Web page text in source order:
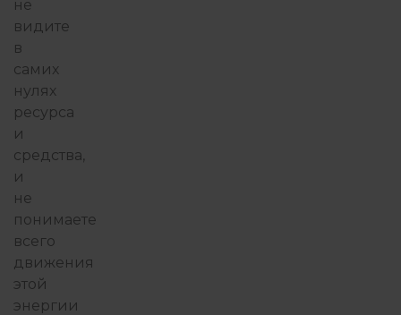
не
видите
в
самих
нулях
ресурса
и
средства,
и
не
понимаете
всего
движения
этой
энергии